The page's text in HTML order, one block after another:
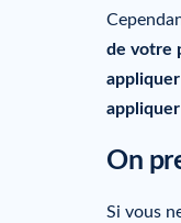
de votre
On
Si vous